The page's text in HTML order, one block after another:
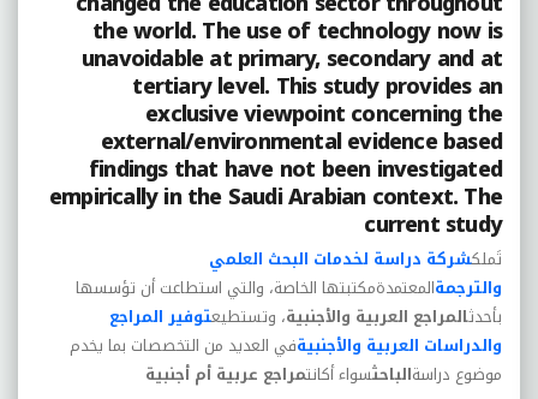
the world. The use of technology now is
unavoidable at primary, secondary and at
tertiary level. This study provides an
exclusive viewpoint concerning the
external/environmental evidence based
findings that have not been investigated
empirically in the Saudi Arabian context. The
current study
تَملكشركة دراسة لخدمات البحث العلمي
والترجمةالمعتمدةمكتبتها الخاصة، والتي استطاعت أن تؤسسها
بأحدثالمراجع العربية والأجنبية، وتستطيعتوفير المراجع
والدراسات العربية والأجنبيةفي العديد من التخصصات بما يخدم
موضوع دراسةالباحثسواء أكانتمراجع عربية أم أجنبية